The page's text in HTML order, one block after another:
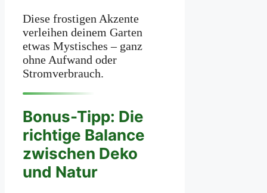
Diese frostigen Akzente
verleihen deinem Garten
etwas Mystisches – ganz
ohne Aufwand oder
Stromverbrauch.
Bonus-Tipp: Die
richtige Balance
zwischen Deko
und Natur